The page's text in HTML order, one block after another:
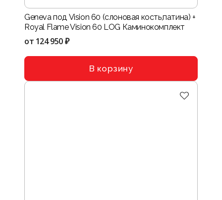
Geneva под Vision 60 (слоновая кость,патина) +
Royal Flame Vision 60 LOG Каминокомплект
от 124 950 ₽
В корзину